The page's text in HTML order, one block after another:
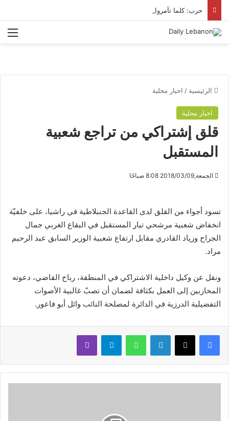
حرب: كلما تآمروا على السويداء انكشفوا وسقطوا
الرئيسية / اخبار محلية
اخبار محلية
قلق إشتراكي من تراجع شعبية
المستقبل
الجمعة,2018/03/09 8:08 صباحًا
تسود أجواء من القلق لدى القاعدة الجنبلاطية في راشيا، على خلفيّة
انخفاض شعبية مرشحي تيار المستقبل في البقاع الغربي جمال
الجراح وزياد القادري مقابل ارتفاع شعبية الوزير السابق عبد الرحيم
مراد.
ونقل عن وكيل داخلية الاشتراكي في المنطقة، رباح القاضي، دعوته
المحازبين إلى العمل بكثافة لضمان أن تصبّ غالبية الأصوات
التفضيلية الدرزية في الدائرة لمصلحة النائب وائل أبو فاعور.
لينكدإن واتساب تيلقرام ڤايبر